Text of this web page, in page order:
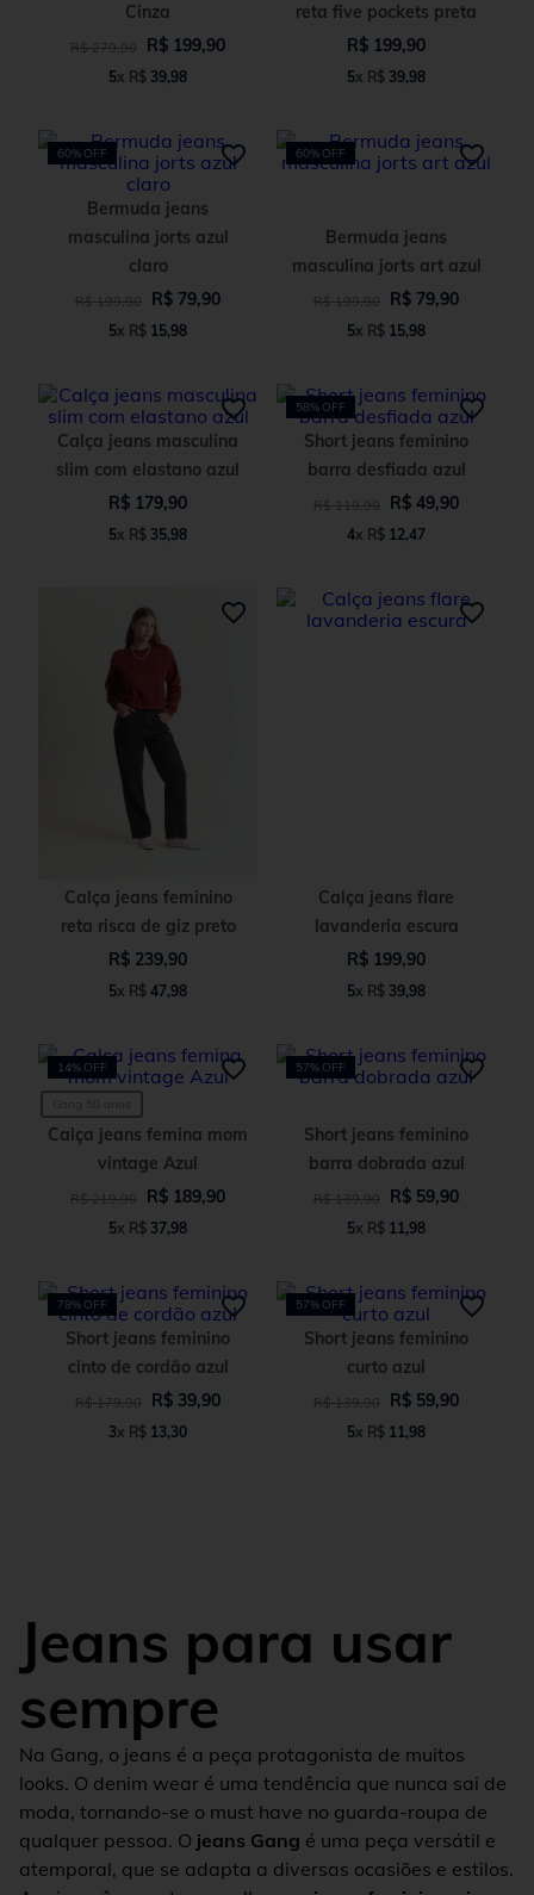
Cinza
R$ 279,90 R$ 199,90
5x R$ 39,98
reta five pockets preta
R$ 199,90
5x R$ 39,98
60% OFF
Bermuda jeans
masculina jorts azul
claro
R$ 199,90 R$ 79,90
5x R$ 15,98
60% OFF
Bermuda jeans
masculina jorts art azul
R$ 199,90 R$ 79,90
5x R$ 15,98
Calça jeans masculina
slim com elastano azul
R$ 179,90
5x R$ 35,98
58% OFF
Short jeans feminino
barra desfiada azul
R$ 119,90 R$ 49,90
4x R$ 12,47
Calça jeans feminino
reta risca de giz preto
R$ 239,90
5x R$ 47,98
Calça jeans flare
lavanderia escura
R$ 199,90
5x R$ 39,98
14% OFF
Calça jeans femina mom
vintage Azul
R$ 219,90 R$ 189,90
5x R$ 37,98
57% OFF
Short jeans feminino
barra dobrada azul
R$ 139,90 R$ 59,90
5x R$ 11 ,98
78% OFF
Short jeans feminino
cinto de cordão azul
R$ 179,90 R$ 39,90
3x R$ 13,30
57% OFF
Short jeans feminino
curto azul
R$ 139,90 R$ 59,90
5x R$ 11 ,98
Jeans para usar
sempre
Na Gang, o jeans é a peça protagonista de muitos
looks. O denim wear é uma tendência que nunca sai de
moda, tornando-se o must have no guarda-roupa de
qualquer pessoa. O jeans Gang é uma peça versátil e
atemporal, que se adapta a diversas ocasiões e estilos.